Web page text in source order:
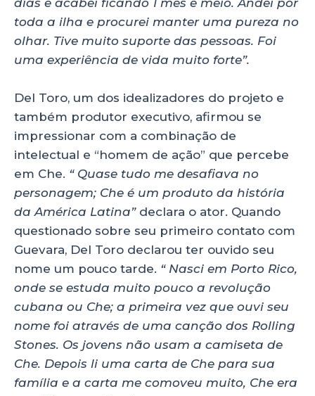
dias e acabei ficando 1 mês e meio. Andei por
toda a ilha e procurei manter uma pureza no
olhar. Tive muito suporte das pessoas. Foi
uma experiência de vida muito forte”.
Del Toro, um dos idealizadores do projeto e
também produtor executivo, afirmou se
impressionar com a combinação de
intelectual e “homem de ação” que percebe
em Che. “ Quase tudo me desafiava no
personagem; Che é um produto da história
da América Latina”declara o ator. Quando
questionado sobre seu primeiro contato com
Guevara, Del Toro declarou ter ouvido seu
nome um pouco tarde. “ Nasci em Porto Rico,
onde se estuda muito pouco a revolução
cubana ou Che; a primeira vez que ouvi seu
nome foi através de uma canção dos Rolling
Stones. Os jovens não usam a camiseta de
Che. Depois li uma carta de Che para sua
família e a carta me comoveu muito, Che era